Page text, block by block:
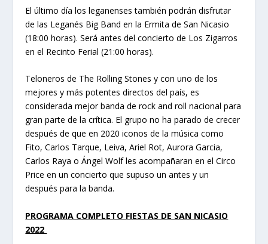
El último día los leganenses también podrán disfrutar
de las Leganés Big Band en la Ermita de San Nicasio
(18:00 horas). Será antes del concierto de Los Zigarros
en el Recinto Ferial (21:00 horas).
Teloneros de The Rolling Stones y con uno de los
mejores y más potentes directos del país, es
considerada mejor banda de rock and roll nacional para
gran parte de la crítica. El grupo no ha parado de crecer
después de que en 2020 iconos de la música como
Fito, Carlos Tarque, Leiva, Ariel Rot, Aurora Garcia,
Carlos Raya o Ángel Wolf les acompañaran en el Circo
Price en un concierto que supuso un antes y un
después para la banda.
PROGRAMA COMPLETO FIESTAS DE SAN NICASIO
2022